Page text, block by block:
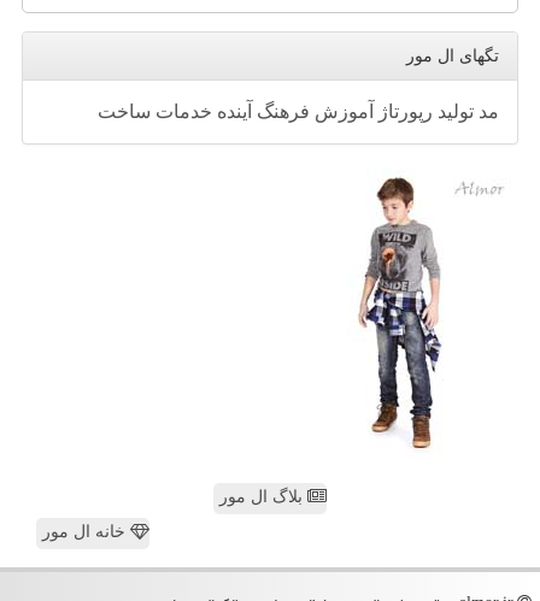
تگهای ال مور
مد تولید رپورتاژ آموزش فرهنگ آینده خدمات ساخت
بلاگ ال مور
خانه ال مور